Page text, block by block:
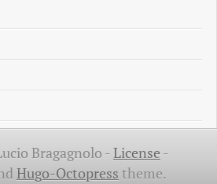
Bragagnolo -License -
Hugo-Octopress theme.